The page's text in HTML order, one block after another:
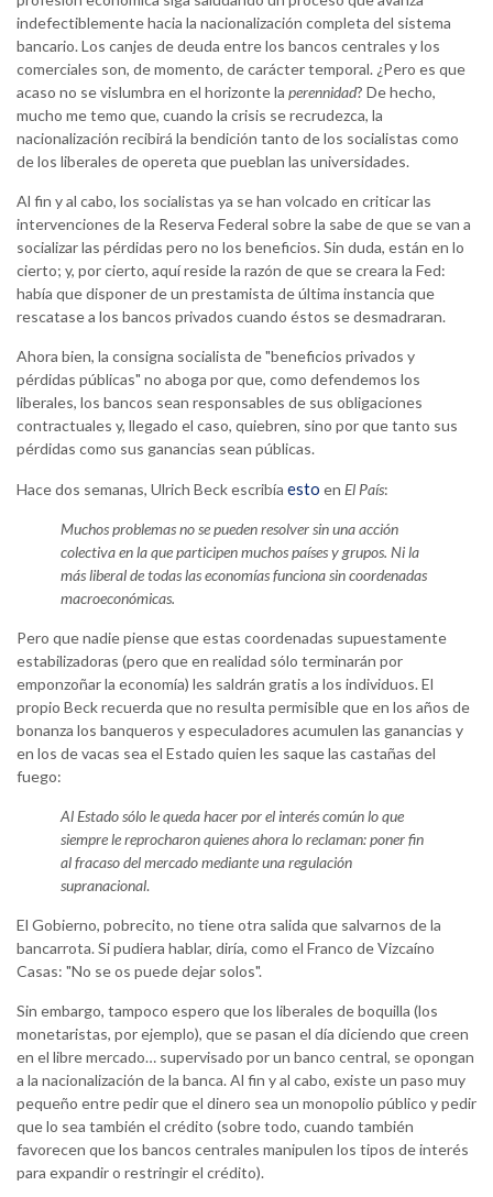
indefectiblemente hacia la nacionalización completa del sistema
bancario. Los canjes de deuda entre los bancos centrales y los
comerciales son, de momento, de carácter temporal. ¿Pero es que
acaso no se vislumbra en el horizonte la perennidad? De hecho,
mucho me temo que, cuando la crisis se recrudezca, la
nacionalización recibirá la bendición tanto de los socialistas como
de los liberales de opereta que pueblan las universidades.
Al fin y al cabo, los socialistas ya se han volcado en criticar las
intervenciones de la Reserva Federal sobre la sabe de que se van a
socializar las pérdidas pero no los beneficios. Sin duda, están en lo
cierto; y, por cierto, aquí reside la razón de que se creara la Fed:
había que disponer de un prestamista de última instancia que
rescatase a los bancos privados cuando éstos se desmadraran.
Ahora bien, la consigna socialista de "beneficios privados y
pérdidas públicas" no aboga por que, como defendemos los
liberales, los bancos sean responsables de sus obligaciones
contractuales y, llegado el caso, quiebren, sino por que tanto sus
pérdidas como sus ganancias sean públicas.
Hace dos semanas, Ulrich Beck escribía esto en El País:
Muchos problemas no se pueden resolver sin una acción
colectiva en la que participen muchos países y grupos. Ni la
más liberal de todas las economías funciona sin coordenadas
macroeconómicas.
Pero que nadie piense que estas coordenadas supuestamente
estabilizadoras (pero que en realidad sólo terminarán por
emponzoñar la economía) les saldrán gratis a los individuos. El
propio Beck recuerda que no resulta permisible que en los años de
bonanza los banqueros y especuladores acumulen las ganancias y
en los de vacas sea el Estado quien les saque las castañas del
fuego:
Al Estado sólo le queda hacer por el interés común lo que
siempre le reprocharon quienes ahora lo reclaman: poner fin
al fracaso del mercado mediante una regulación
supranacional.
El Gobierno, pobrecito, no tiene otra salida que salvarnos de la
bancarrota. Si pudiera hablar, diría, como el Franco de Vizcaíno
Casas: "No se os puede dejar solos".
Sin embargo, tampoco espero que los liberales de boquilla (los
monetaristas, por ejemplo), que se pasan el día diciendo que creen
en el libre mercado… supervisado por un banco central, se opongan
a la nacionalización de la banca. Al fin y al cabo, existe un paso muy
pequeño entre pedir que el dinero sea un monopolio público y pedir
que lo sea también el crédito (sobre todo, cuando también
favorecen que los bancos centrales manipulen los tipos de interés
para expandir o restringir el crédito).